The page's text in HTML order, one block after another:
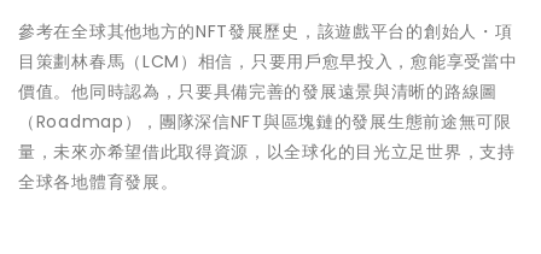
參考在全球其他地方的NFT發展歷史，該遊戲平台的創始人・項
目策劃林春馬（LCM） 相信，只要用戶愈早投入，愈能享受當中
價值。他同時認為，只要具備完善的發展遠景與清晰的路線圖
（Roadmap），團隊深信NFT與區塊鏈的發展生態前途無可限
量，未來亦希望借此取得資源，以全球化的目光立足世界，支持
全球各地體育發展。